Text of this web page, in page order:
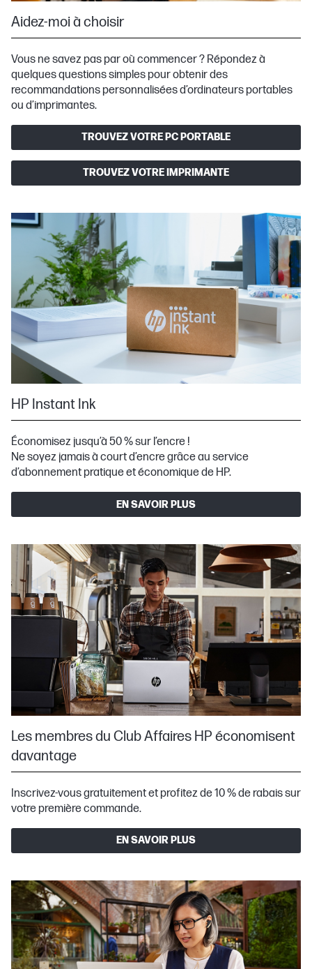
Aidez-moi à choisir
Vous ne savez pas par où commencer ? Répondez à
quelques questions simples pour obtenir des
recommandations personnalisées d’ordinateurs portables
ou d’imprimantes.
TROUVEZ VOTRE PC PORTABLE
TROUVEZ VOTRE IMPRIMANTE
HP Instant Ink
Économisez jusqu’à 50 % sur l’encre !
Ne soyez jamais à court d’encre grâce au service
d’abonnement pratique et économique de HP.
EN SAVOIR PLUS
Les membres du Club Affaires HP économisent
davantage
Inscrivez-vous gratuitement et profitez de 10 % de rabais sur
votre première commande.
EN SAVOIR PLUS